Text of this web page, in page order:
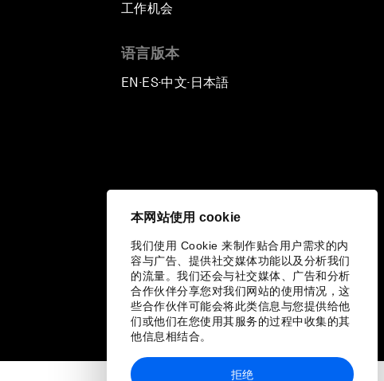
本网站使用 cookie
我们使用 Cookie 来制作贴合用户需求的内
容与广告、提供社交媒体功能以及分析我们
的流量。我们还会与社交媒体、广告和分析
合作伙伴分享您对我们网站的使用情况，这
些合作伙伴可能会将此类信息与您提供给他
们或他们在您使用其服务的过程中收集的其
他信息相结合。
拒绝
工作机会
语言版本
EN ▪ES▪中文▪ 日本語